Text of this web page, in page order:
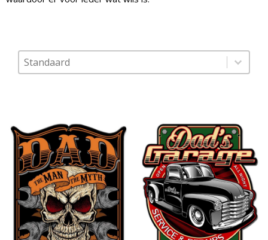
Sorteer op
Sort content
Sort content